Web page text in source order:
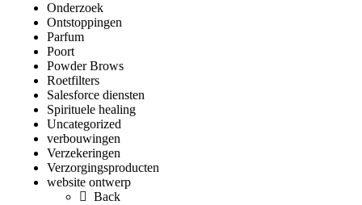
Onderzoek
Ontstoppingen
Parfum
Poort
Powder Brows
Roetfilters
Salesforce diensten
Spirituele healing
Uncategorized
verbouwingen
Verzekeringen
Verzorgingsproducten
website ontwerp
Back